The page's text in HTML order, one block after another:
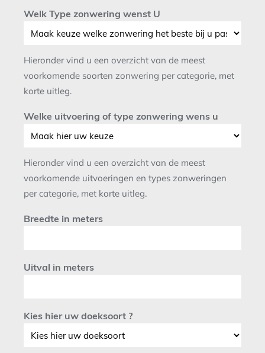
Welk Type zonwering wenst U
Hieronder vind u een overzicht van de meest
voorkomende soorten zonwering per categorie, met
korte uitleg.
Welke uitvoering of type zonwering wens u
Hieronder vind u een overzicht van de meest
voorkomende uitvoeringen en types zonweringen
per categorie, met korte uitleg.
Breedte in meters
Uitval in meters
Kies hier uw doeksoort ?